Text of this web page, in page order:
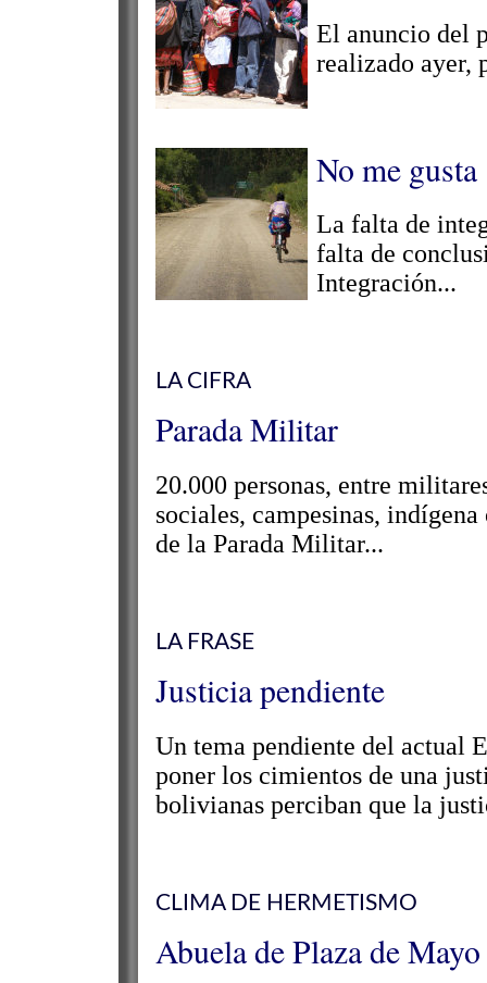
El anuncio del
realizado ayer,
No me gusta
La falta de
falta de
Integración...
LA CIFRA
Parada Militar
20.000 personas, entre
sociales, campesinas,
de la Parada Militar...
LA FRASE
Justicia pendiente
Un tema pendiente del actual
poner los cimientos de una
bolivianas perciban que la
CLIMA DE HERMETISMO
Abuela de Plaza de